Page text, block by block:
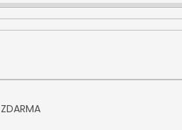
ZDARMA